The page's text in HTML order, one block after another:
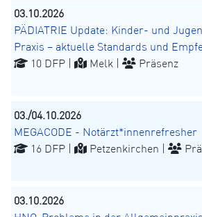
03.10.2026
PÄDIATRIE Update: Kinder- und
Praxis – aktuelle Standards und
10 DFP |
Melk | Präsenz
03./04.10.2026
MEGACODE - Notärzt*innenrefresher
16 DFP |
Petzenkirchen |
03.10.2026